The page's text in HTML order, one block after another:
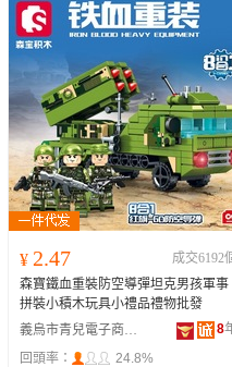
¥ 2.47
成交6192
森寶鐵血重裝防空導彈坦克男孩軍事
拼裝小積木玩具小禮品禮物批發
義烏市青兒電子商務有限公司
8
回頭率：
24.8%